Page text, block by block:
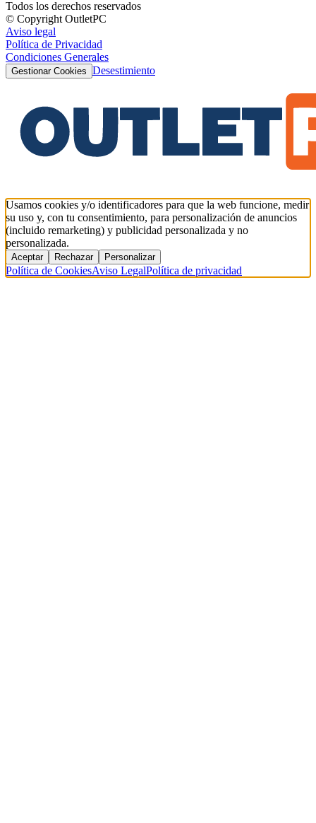
Todos los derechos reservados
© Copyright OutletPC
Aviso legal
Política de Privacidad
Condiciones Generales
Gestionar Cookies Desestimiento
Usamos cookies y/o identificadores para que la web funcione, medir
su uso y, con tu consentimiento, para personalización de anuncios
(incluido remarketing) y publicidad personalizada y no
personalizada.
Aceptar Rechazar Personalizar
Política de CookiesAviso LegalPolítica de privacidad